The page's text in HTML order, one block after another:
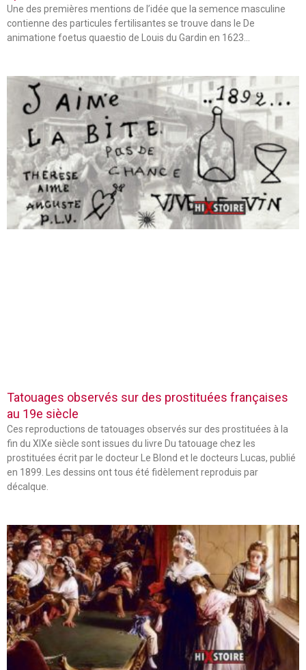
Une des premières mentions de l’idée que la semence masculine
contienne des particules fertilisantes se trouve dans le De
animatione foetus quaestio de Louis du Gardin en 1623…
Tatouages observés sur des prostituées françaises
au 19e siècle
Ces reproductions de tatouages observés sur des prostituées à la
fin du XIXe siècle sont issues du livre Du tatouage chez les
prostituées écrit par le docteur Le Blond et le docteurs Lucas, publié
en 1899. Les dessins ont tous été fidèlement reproduis par
décalque.